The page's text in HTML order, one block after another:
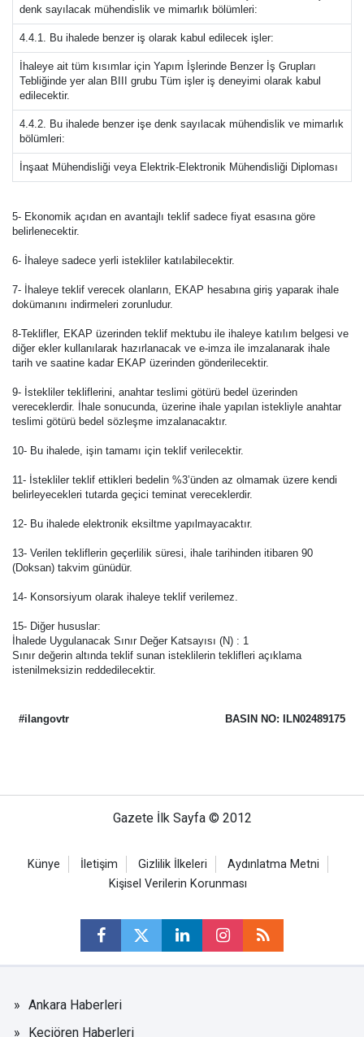
denk sayılacak mühendislik ve mimarlık bölümleri:
4.4.1. Bu ihalede benzer iş olarak kabul edilecek işler:
İhaleye ait tüm kısımlar için Yapım İşlerinde Benzer İş Grupları
Tebliğinde yer alan BIII grubu Tüm işler iş deneyimi olarak kabul
edilecektir.
4.4.2. Bu ihalede benzer işe denk sayılacak mühendislik ve mimarlık
bölümleri:
İnşaat Mühendisliği veya Elektrik-Elektronik Mühendisliği Diploması
5- Ekonomik açıdan en avantajlı teklif sadece fiyat esasına göre
belirlenecektir.
6- İhaleye sadece yerli istekliler katılabilecektir.
7- İhaleye teklif verecek olanların, EKAP hesabına giriş yaparak ihale
dokümanını indirmeleri zorunludur.
8-Teklifler, EKAP üzerinden teklif mektubu ile ihaleye katılım belgesi ve
diğer ekler kullanılarak hazırlanacak ve e-imza ile imzalanarak ihale
tarih ve saatine kadar EKAP üzerinden gönderilecektir.
9- İstekliler tekliflerini, anahtar teslimi götürü bedel üzerinden
vereceklerdir. İhale sonucunda, üzerine ihale yapılan istekliyle anahtar
teslimi götürü bedel sözleşme imzalanacaktır.
10- Bu ihalede, işin tamamı için teklif verilecektir.
11- İstekliler teklif ettikleri bedelin %3’ünden az olmamak üzere kendi
belirleyecekleri tutarda geçici teminat vereceklerdir.
12- Bu ihalede elektronik eksiltme yapılmayacaktır.
13- Verilen tekliflerin geçerlilik süresi, ihale tarihinden itibaren 90
(Doksan) takvim günüdür.
14- Konsorsiyum olarak ihaleye teklif verilemez.
15- Diğer hususlar:
İhalede Uygulanacak Sınır Değer Katsayısı (N) : 1
Sınır değerin altında teklif sunan isteklilerin teklifleri açıklama
istenilmeksizin reddedilecektir.
#ilangovtr BASIN NO: ILN02489175
Gazete İlk Sayfa © 2012
Künye İletişim Gizlilik İlkeleri
Aydınlatma Metni
Kişisel Verilerin Korunması
Ankara Haberleri
Keçiören Haberleri